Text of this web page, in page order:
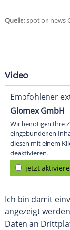
Quelle:spot on news
Video
Empfohlener
Glomex GmbH
Wir benötigen Ihre
eingebundenen
diesen mit einem
deaktivieren.
jetzt
Ich bin damit
angezeigt
Daten an